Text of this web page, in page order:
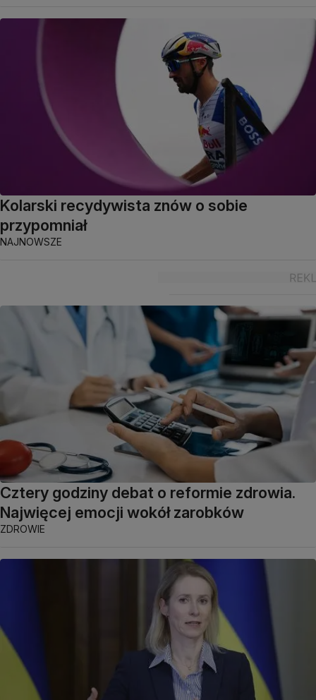
Kolarski recydywista znów o sobie
przypomniał
NAJNOWSZE
Cztery godziny debat o reformie zdrowia.
Najwięcej emocji wokół zarobków
ZDROWIE